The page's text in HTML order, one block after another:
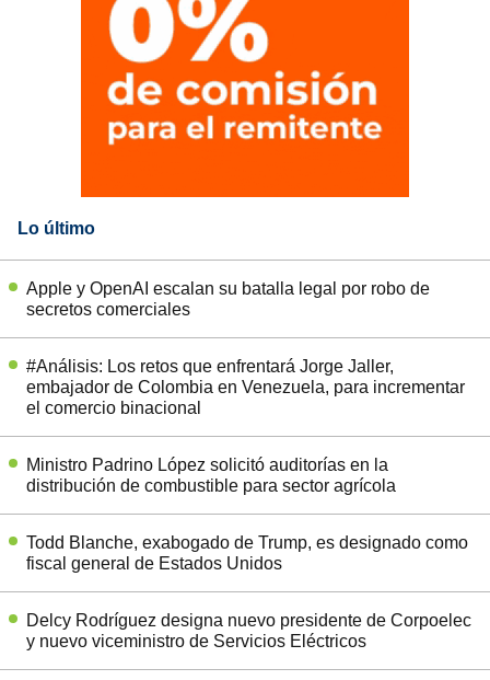
Lo último
Apple y OpenAI escalan su batalla legal por robo de
secretos comerciales
#Análisis: Los retos que enfrentará Jorge Jaller,
embajador de Colombia en Venezuela, para incrementar
el comercio binacional
Ministro Padrino López solicitó auditorías en la
distribución de combustible para sector agrícola
Todd Blanche, exabogado de Trump, es designado como
fiscal general de Estados Unidos
Delcy Rodríguez designa nuevo presidente de Corpoelec
y nuevo viceministro de Servicios Eléctricos